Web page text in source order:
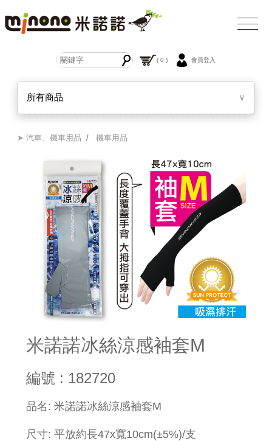
( 0 ) 會員登入
所有商品 ∨
➤ 汽車、機車用品 /機車用品
米諾諾冰絲涼感袖套M
編號 : 182720
品名: 米諾諾冰絲涼感袖套M
尺寸: 平放約長47x寬10cm(±5%)/支